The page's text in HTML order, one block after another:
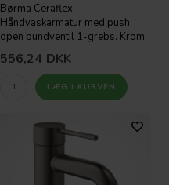
Børma Ceraflex
Håndvaskarmatur med push
open bundventil 1-grebs. Krom
556,24 DKK